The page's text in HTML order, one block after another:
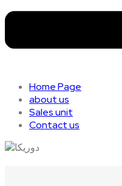
Home Page
about us
Sales unit
Contact us